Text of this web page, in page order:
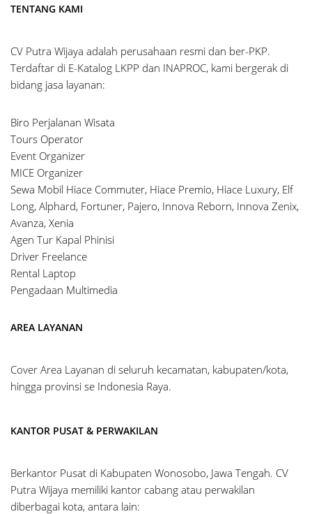
TENTANG KAMI
CV Putra Wijaya adalah perusahaan resmi dan ber-PKP.
Terdaftar di E-Katalog LKPP dan INAPROC, kami bergerak di
bidang jasa layanan:
Biro Perjalanan Wisata
Tours Operator
Event Organizer
MICE Organizer
Sewa Mobil Hiace Commuter, Hiace Premio, Hiace Luxury, Elf
Long, Alphard, Fortuner, Pajero, Innova Reborn, Innova Zenix,
Avanza, Xenia
Agen Tur Kapal Phinisi
Driver Freelance
Rental Laptop
Pengadaan Multimedia
AREA LAYANAN
Cover Area Layanan di seluruh kecamatan, kabupaten/kota,
hingga provinsi se Indonesia Raya.
KANTOR PUSAT & PERWAKILAN
Berkantor Pusat di Kabupaten Wonosobo, Jawa Tengah. CV
Putra Wijaya memiliki kantor cabang atau perwakilan
diberbagai kota, antara lain: